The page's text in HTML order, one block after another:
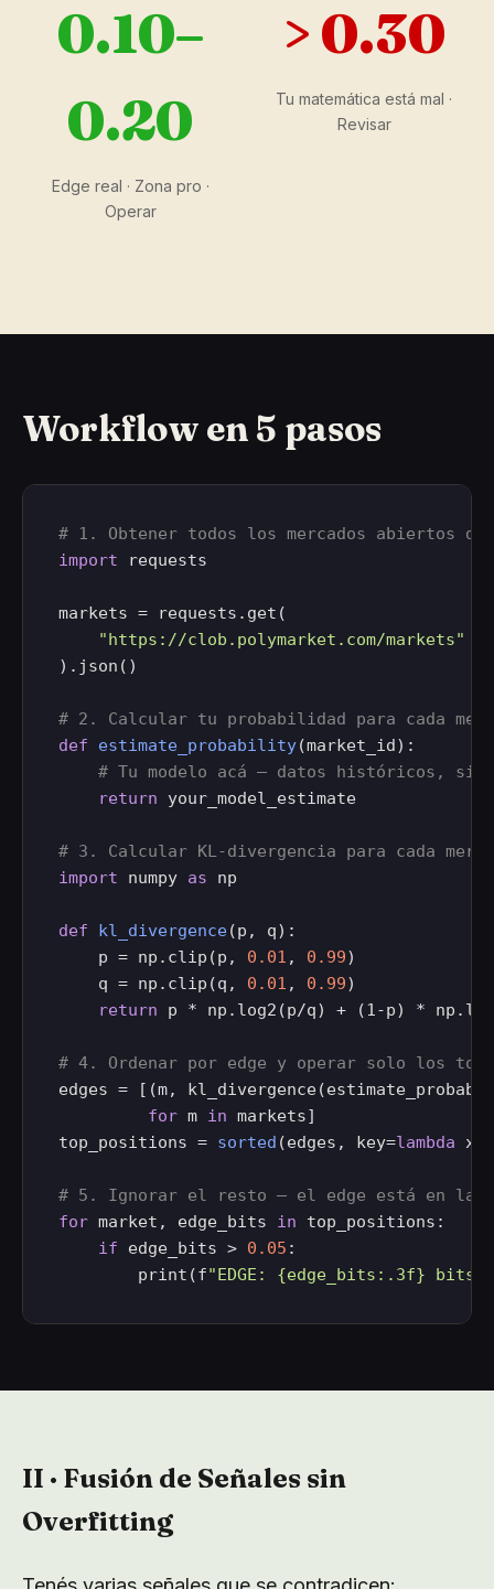
0.10–
0.20
Edge real · Zona pro ·
Operar
> 0.30
Tu matemática está mal ·
Revisar
Workflow en 5 pasos
# 1. Obtener todos los mercados abiertos de
import requests
markets = requests.get(
"https://clob.polymarket.com/markets"
).json()
# 2. Calcular tu probabilidad para cada
def
estimate_probability(market_id):
# Tu modelo acá — datos históricos,
return your_model_estimate
# 3. Calcular KL-divergencia para cada
import numpy as np
def kl_divergence(p, q):
    p = np.clip(p,
0.01 , 0.99)
    q = np.clip(q,
0.01 , 0.99)
return p * np.log2(p/q) + (1-p) *
# 4. Ordenar por edge y operar solo los top
edges = [(m,
for m in markets]
top_positions = sorted (edges, key=lambda x:
# 5. Ignorar el resto — el edge está en la
for market, edge_bits in top_positions:
if edge_bits > 0.05 :
        print(f
"EDGE: {edge_bits:.3f} bits —
II · Fusión de Señales sin
Overfitting